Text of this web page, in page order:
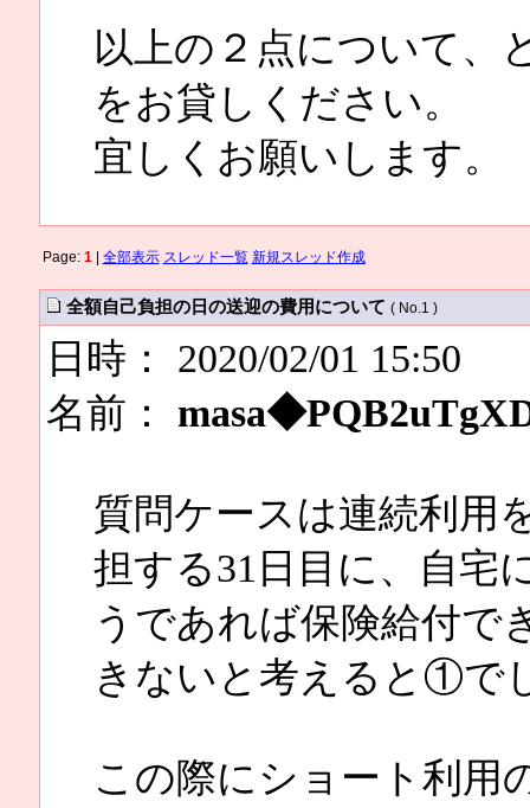
以上の２点について、
をお貸しください。
宜しくお願いします。
Page: 1| 全部表示 スレッド一覧 新規スレッド作成
全額自己負担の日の送迎の費用について ( No.1 )
日時： 2020/02/01 15:50
名前：
質問ケースは連続利用
担する31日目に、自宅
うであれば保険給付で
きないと考えると①で
この際にショート利用